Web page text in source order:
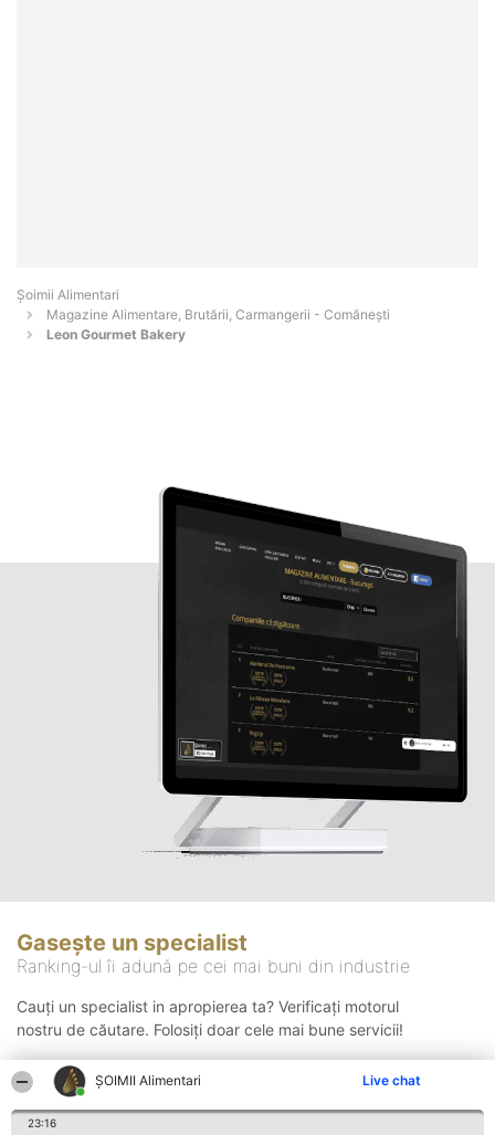
ŞOIMII Alimentari Live chat
23:16
Şoimii Alimentari
Magazine Alimentare, Brutării, Carmangerii - Comăneşti
Leon Gourmet Bakery
Gasește un specialist
Ranking-ul îi adună pe cei mai buni din industrie
Cauți un specialist in apropierea ta? Verificați motorul
nostru de căutare. Folosiți doar cele mai bune servicii!